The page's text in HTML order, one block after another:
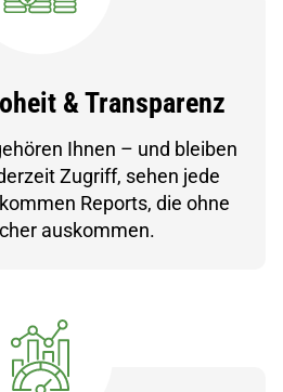
& Transparenz
Ihnen – und bleiben
Zugriff, sehen jede
Reports, die ohne
auskommen.